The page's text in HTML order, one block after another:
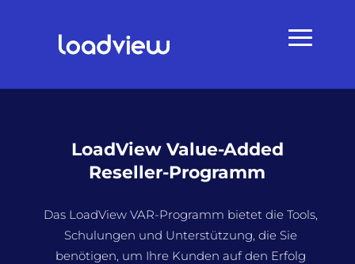
LoadView Value-Added
Reseller-Programm
Das LoadView VAR-Programm bietet die Tools,
Schulungen und Unterstützung, die Sie
benötigen, um Ihre Kunden auf den Erfolg